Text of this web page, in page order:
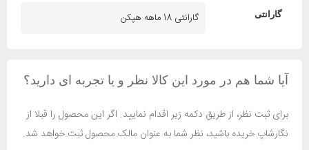
گارانتی گارانتی 18 ماهه هپکن
آیا شما هم در مورد این کالا نظر و یا تجربه ای دارید؟
برای ثبت نظر، از طریق دکمه زیر اقدام نمایید. اگر این محصول را قبلا از
نگارشاپ خریده باشید، نظر شما به عنوان مالک محصول ثبت خواهد شد.